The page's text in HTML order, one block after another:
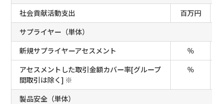
社会貢献活動⽀出
百万円
サプライヤー（単体）
新規サプライヤーアセスメント
％
アセスメントした取引金額カバー率[グループ
間取引は除く] ※
％
製品安全（単体）